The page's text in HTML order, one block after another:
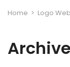
Home > Logo